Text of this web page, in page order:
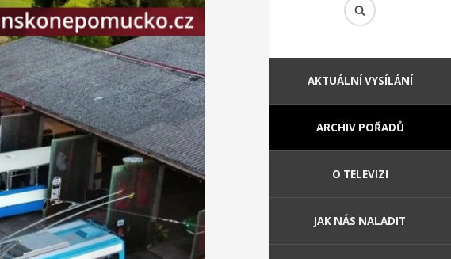
AKTUÁLNÍ VYSÍLÁNÍ
ARCHIV POŘADŮ
O TELEVIZI
JAK NÁS NALADIT